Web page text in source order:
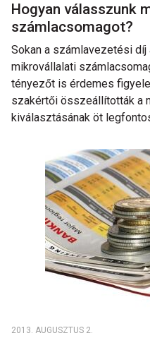
Hogyan válasszunk
számlacsomagot?
Sokan a számlavezetési díj
mikrovállalati
tényezőt is érdemes
szakértői összeállították a
kiválasztásának öt
2013. AUGUSZTUS 2.